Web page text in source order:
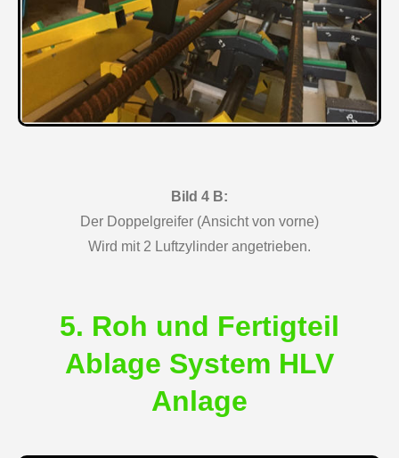
Bild 4 B:
Der Doppelgreifer (Ansicht von vorne)
Wird mit 2 Luftzylinder angetrieben.
5. Roh und Fertigteil
Ablage System HLV
Anlage